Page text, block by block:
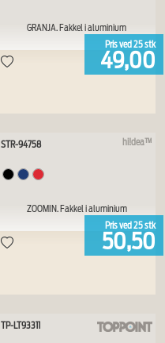
GRANJA. Fakkel i aluminium
Pris ved 25stk
49,00
hi!dea™
STR-94758
ZOOMIN. Fakkel i aluminium
Pris ved 25stk
50,50
TP-LT93311